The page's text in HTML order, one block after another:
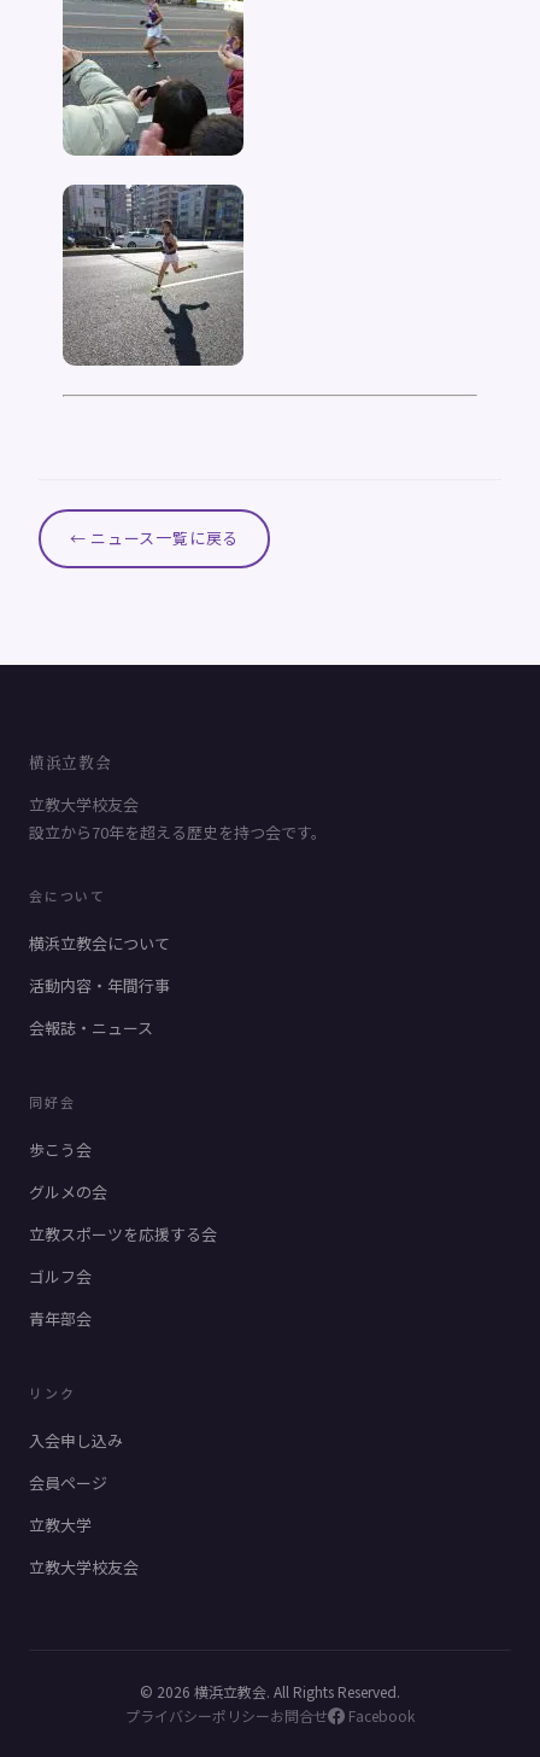
← ニュース一覧に戻る
横浜立教会
立教大学校友会
設立から70年を超える歴史を持つ会です。
会について
横浜立教会について
活動内容・年間行事
会報誌・ニュース
同好会
歩こう会
グルメの会
立教スポーツを応援する会
ゴルフ会
青年部会
リンク
入会申し込み
会員ページ
立教大学
立教大学校友会
© 2026 横浜立教会. All Rights Reserved.
プライバシーポリシーお問合せ Facebook